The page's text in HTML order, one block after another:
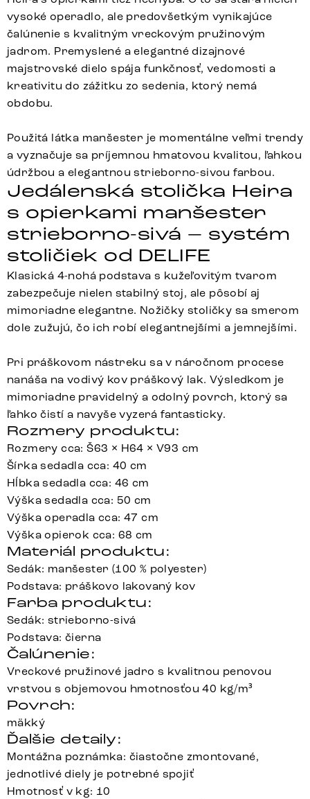
vysoké operadlo, ale predovšetkým vynikajúce
čalúnenie s kvalitným vreckovým pružinovým
jadrom. Premyslené a elegantné dizajnové
majstrovské dielo spája funkčnosť, vedomosti a
kreativitu do zážitku zo sedenia, ktorý nemá
obdobu.
Použitá látka manšester je momentálne veľmi trendy
a vyznačuje sa príjemnou hmatovou kvalitou, ľahkou
údržbou a elegantnou strieborno-sivou farbou.
Jedálenská stolička Heira
s opierkami manšester
strieborno-sivá – systém
stoličiek od DELIFE
Klasická 4-nohá podstava s kužeľovitým tvarom
zabezpečuje nielen stabilný stoj, ale pôsobí aj
mimoriadne elegantne. Nožičky stoličky sa smerom
dole zužujú, čo ich robí elegantnejšími a jemnejšími.
Pri práškovom nástreku sa v náročnom procese
nanáša na vodivý kov práškový lak. Výsledkom je
mimoriadne pravidelný a odolný povrch, ktorý sa
ľahko čistí a navyše vyzerá fantasticky.
Rozmery produktu:
Rozmery cca: Š63 × H64 × V93 cm
Šírka sedadla cca: 40 cm
Hĺbka sedadla cca: 46 cm
Výška sedadla cca: 50 cm
Výška operadla cca: 47 cm
Výška opierok cca: 68 cm
Materiál produktu:
Sedák: manšester (100 % polyester)
Podstava: práškovo lakovaný kov
Farba produktu:
Sedák: strieborno-sivá
Podstava: čierna
Čalúnenie:
Vreckové pružinové jadro s kvalitnou penovou
vrstvou s objemovou hmotnosťou 40 kg/m³
Povrch:
mäkký
Ďalšie detaily:
Montážna poznámka: čiastočne zmontované,
jednotlivé diely je potrebné spojiť
Hmotnosť v kg: 10